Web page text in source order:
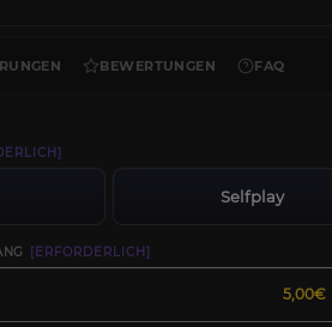
BEWERTUNGEN FAQ
Selfplay
[ERFORDERLICH]
5,00€